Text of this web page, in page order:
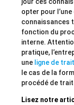
opter pour
connaissances
fonction du
interne.
pratique,
une ligne de
le cas de la
procédé de
Lisez notre